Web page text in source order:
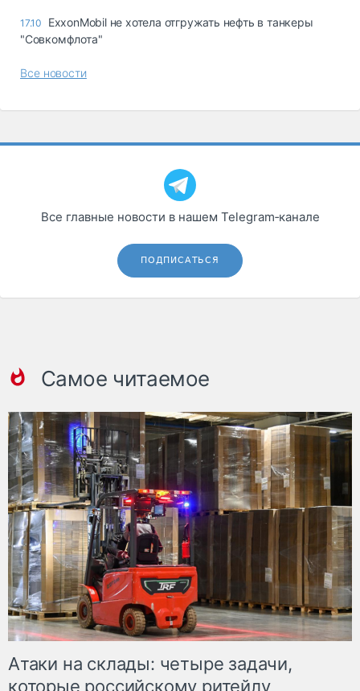
17.10
ExxonMobil не хотела отгружать нефть в танкеры
"Совкомфлота"
Все новости
Все главные новости в нашем Telegram‑канале
ПОДПИСАТЬСЯ
Самое читаемое
Атаки на склады: четыре задачи,
которые российскому ритейлу